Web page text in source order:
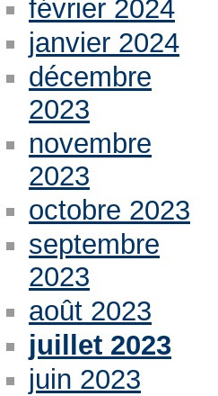
février 2024
janvier 2024
décembre
2023
novembre
2023
octobre 2023
septembre
2023
août 2023
juillet 2023
juin 2023